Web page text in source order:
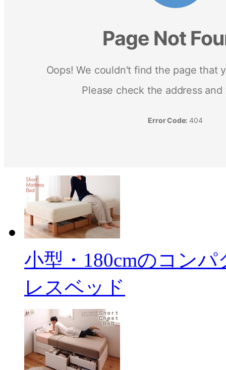
小型・180cmのコン
レスベッド